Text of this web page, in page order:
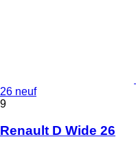
26 neuf
9
Renault D Wide 26